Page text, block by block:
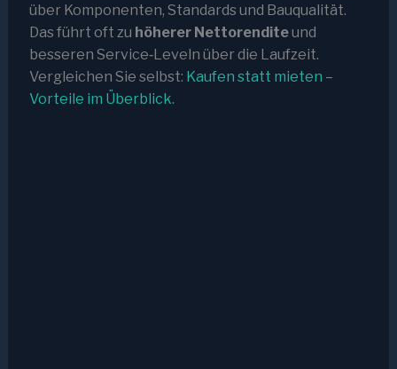
über Komponenten, Standards und Bauqualität.
Das führt oft zu höherer Nettorenditeund
besseren Service‑Leveln über die Laufzeit.
Vergleichen Sie selbst: Kaufen statt mieten –
Vorteile im Überblick.